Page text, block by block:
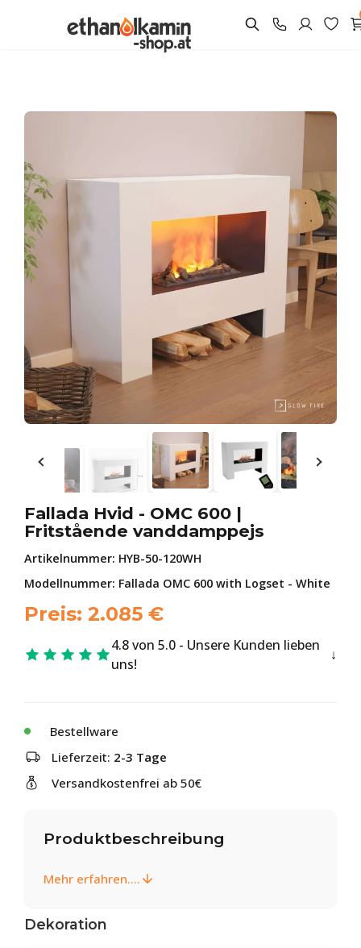
Fallada Hvid - OMC 600 |
Fritstående vanddamppejs
Artikelnummer: HYB-50-120WH
Modellnummer: Fallada OMC 600 with Logset - White
Preis: 2.085 €
4.8 von 5.0 - Unsere Kunden lieben
uns!
Bestellware
Lieferzeit: 2-3 Tage
Versandkostenfrei ab 50€
Produktbeschreibung
Mehr erfahren....
Dekoration